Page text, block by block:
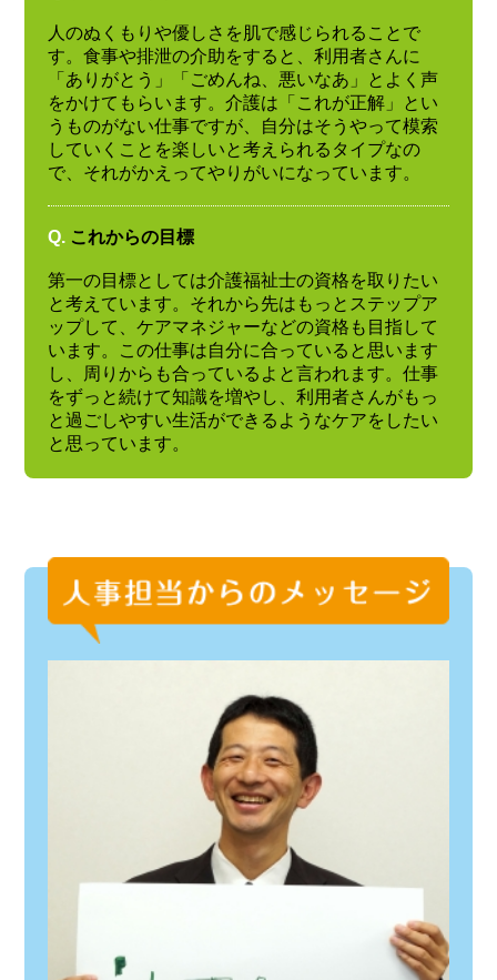
人のぬくもりや優しさを肌で感じられることで
す。食事や排泄の介助をすると、利用者さんに
「ありがとう」「ごめんね、悪いなあ」とよく声
をかけてもらいます。介護は「これが正解」とい
うものがない仕事ですが、自分はそうやって模索
していくことを楽しいと考えられるタイプなの
で、それがかえってやりがいになっています。
Q. これからの目標
第一の目標としては介護福祉士の資格を取りたい
と考えています。それから先はもっとステップア
ップして、ケアマネジャーなどの資格も目指して
います。この仕事は自分に合っていると思います
し、周りからも合っているよと言われます。仕事
をずっと続けて知識を増やし、利用者さんがもっ
と過ごしやすい生活ができるようなケアをしたい
と思っています。